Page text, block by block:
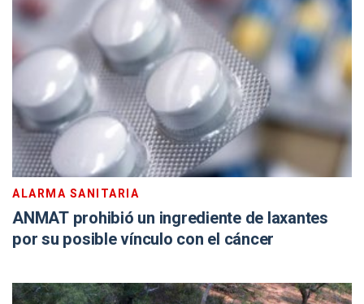
ALARMA SANITARIA
ANMAT prohibió un ingrediente de laxantes
por su posible vínculo con el cáncer